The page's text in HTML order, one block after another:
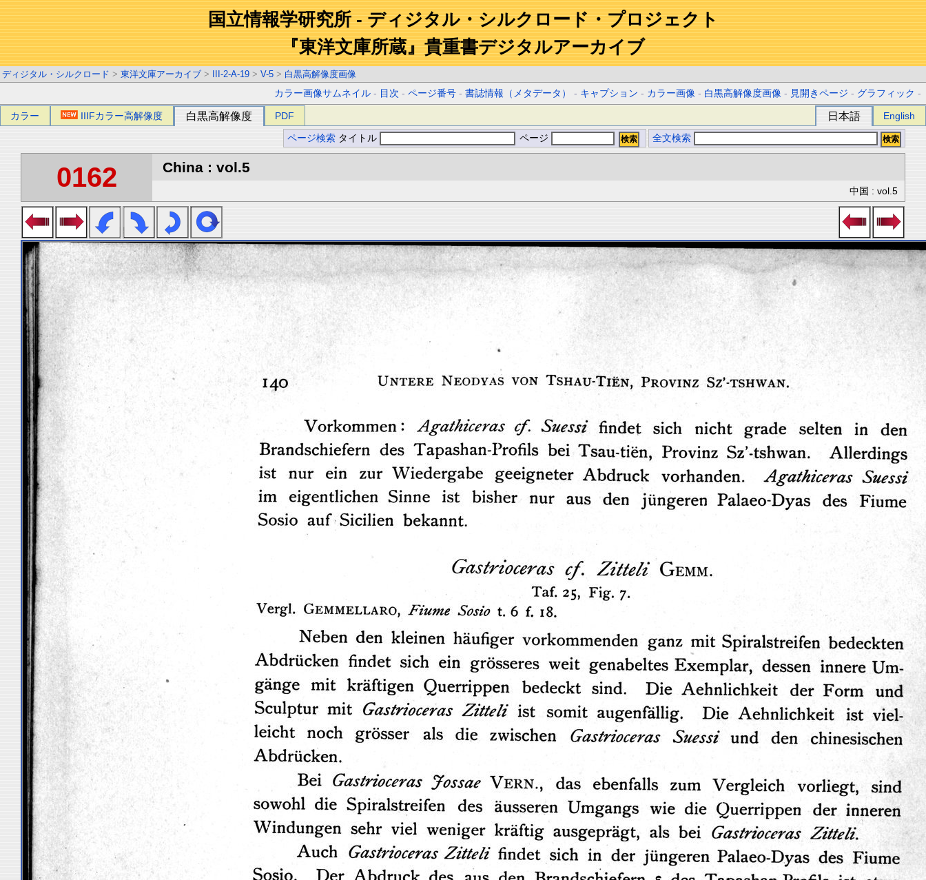
国立情報学研究所 - ディジタル・シルクロード・プロジェクト
『東洋文庫所蔵』貴重書デジタルアーカイブ
ディジタル・シルクロード > 東洋文庫アーカイブ > III-2-A-19 > V-5 > 白黒高解像度画像
カラー画像サムネイル - 目次 -ページ番号 -書誌情報（メタデータ） - キャプション - カラー画像 - 白黒高解像度画像 - 見開きページ - グラフィック -
カラー IIIFカラー高解像度 白黒高解像度 PDF 日本語 English
ページ検索 タイトル ページ 全文検索
0162 China : vol.5
中国 : vol.5